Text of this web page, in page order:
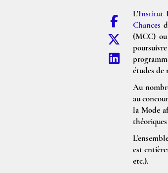
L'Institut
Chances
(MCC)
études de
Au
au
la Mode
est
etc.).